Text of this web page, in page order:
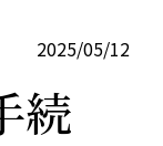
2025/05/12
続